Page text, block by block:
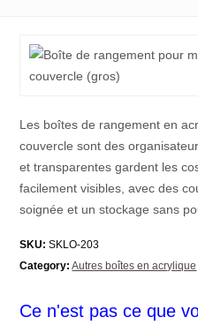
Les boîtes de rangement en
couvercle sont des
et transparentes gardent les
facilement visibles, avec des
soignée et un stockage sans
SKU: SKLO-203
Category: Autres boîtes en acrylique
Ce n'est pas ce que